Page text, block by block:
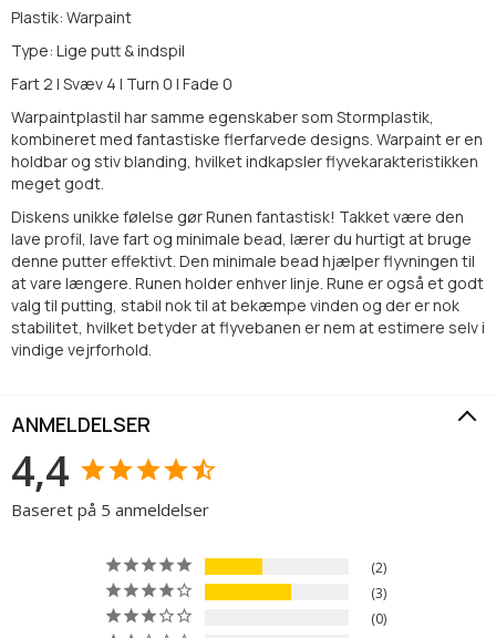
Plastik: Warpaint
Type: Lige putt & indspil
Fart 2 | Svæv 4 | Turn 0 | Fade 0
Warpaintplastil har samme egenskaber som Stormplastik,
kombineret med fantastiske flerfarvede designs. Warpaint er en
holdbar og stiv blanding, hvilket indkapsler flyvekarakteristikken
meget godt.
Diskens unikke følelse gør Runen fantastisk! Takket være den
lave profil, lave fart og minimale bead, lærer du hurtigt at bruge
denne putter effektivt. Den minimale bead hjælper flyvningen til
at vare længere. Runen holder enhver linje. Rune er også et godt
valg til putting, stabil nok til at bekæmpe vinden og der er nok
stabilitet, hvilket betyder at flyvebanen er nem at estimere selv i
vindige vejrforhold.
ANMELDELSER
4,4
Baseret på 5 anmeldelser
2
3
0